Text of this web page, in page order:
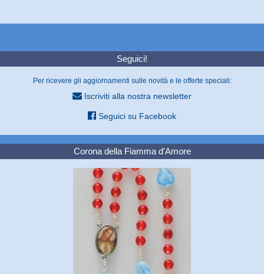
Seguici!
Per ricevere gli aggiornamenti sulle novità e le offerte speciali:
Iscriviti alla nostra newsletter
Seguici su Facebook
Corona della Fiamma d'Amore